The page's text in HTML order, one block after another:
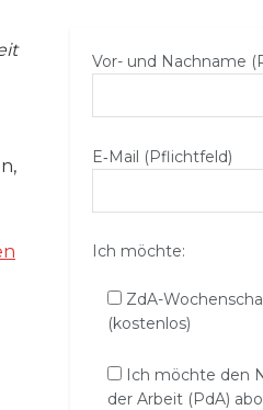
Vor- und Nachname
E‑Mail (Pflichtfeld)
Ich möchte:
ZdA-
(kostenlos)
Ich möchte den
der Arbeit (PdA)